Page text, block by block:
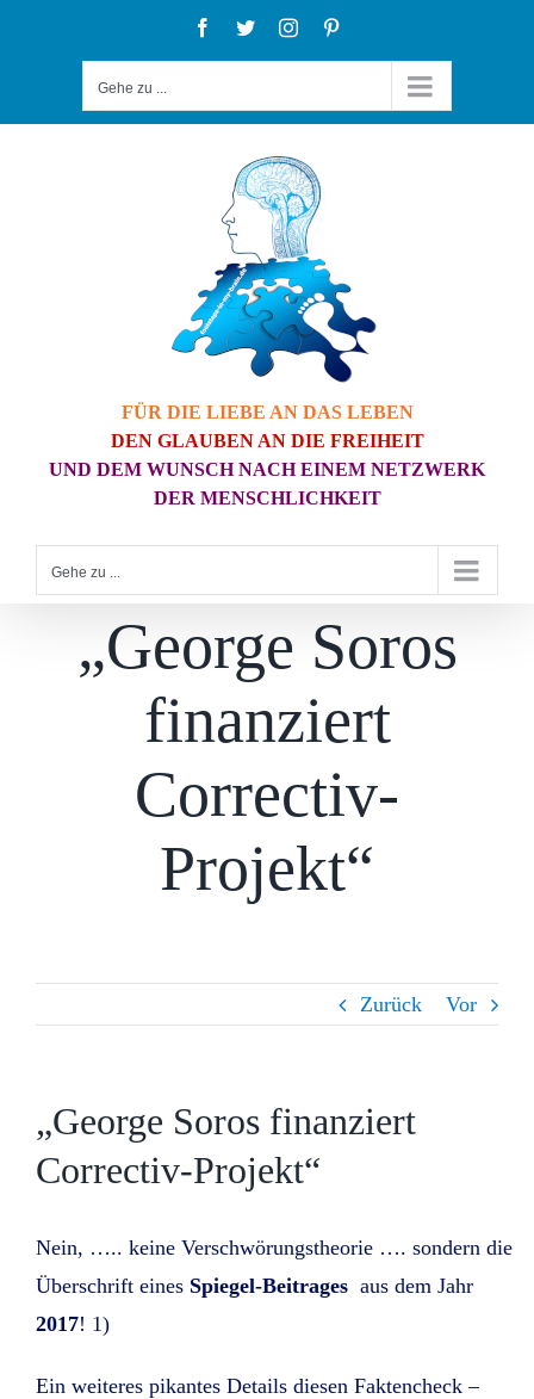
Facebook
TwitterInstagram
Gehe zu ...
FÜR DIE LIEBE AN DAS LEBEN
DEN GLAUBEN AN DIE FREIHEIT
UND DEM WUNSCH NACH EINEM NETZWERK
DER MENSCHLICHKEIT
Gehe zu ...
„George Soros
finanziert
Correctiv-
Projekt“
Zurück Vor
„George Soros finanziert
Correctiv-Projekt“
Nein, ….. keine Verschwörungstheorie …. sondern die
Überschrift eines Spiegel-Beitragesaus dem Jahr
2017! 1)
Ein weiteres pikantes Details diesen Faktencheck –